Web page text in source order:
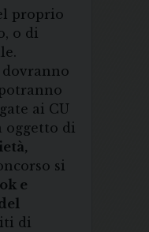
proprio
o di
ai CU
oggetto di
si
e
di